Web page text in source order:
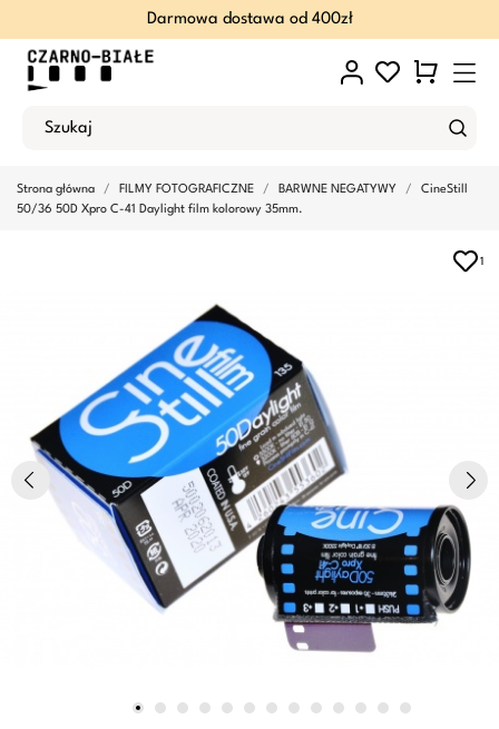
Darmowa dostawa od 400zł
Strona główna FILMY FOTOGRAFICZNE BARWNE NEGATYWY
CineStill
50/36 50D Xpro C-41 Daylight film kolorowy 35mm.
1